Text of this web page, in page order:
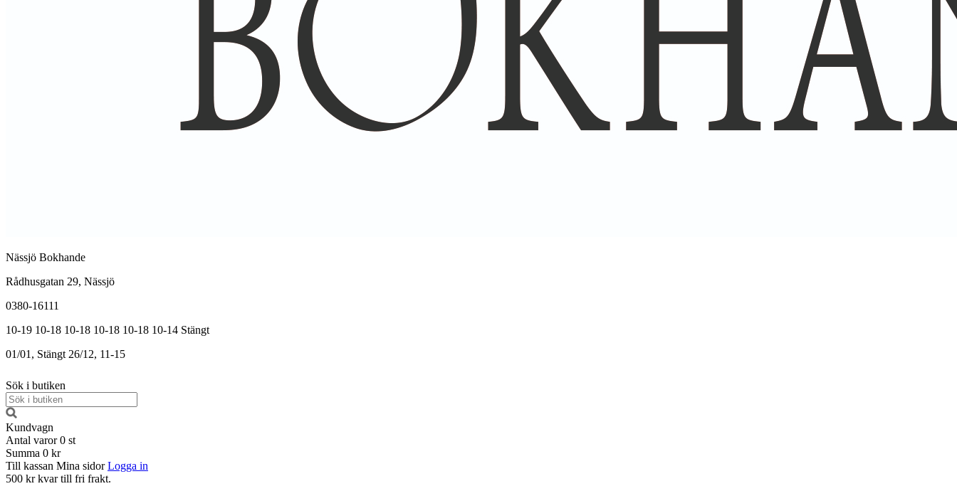
Nässjö Bokhande
Rådhusgatan 29, Nässjö
0380-16111
10-19 10-18 10-18 10-18 10-18 10-14 Stängt
01/01, Stängt 26/12, 11-15
Sök i butiken
Kundvagn
Antal varor 0 st
Summa 0 kr
Till kassan Mina sidor Logga in
500 kr kvar till fri frakt.